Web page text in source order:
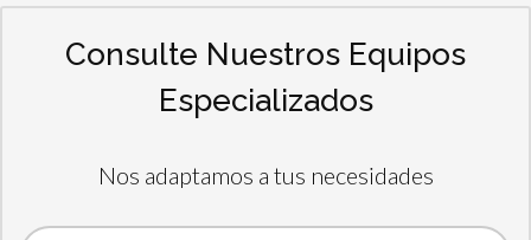
Consulte Nuestros Equipos
Especializados
Nos adaptamos a tus necesidades